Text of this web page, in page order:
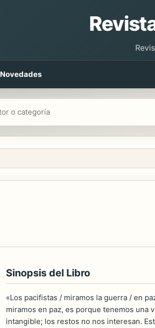
Novedades
Sinopsis del Libro
«Los pacifistas / miramos la guerra / en
miramos en paz, es porque tenemos una
intangible; los restos no nos interesan.